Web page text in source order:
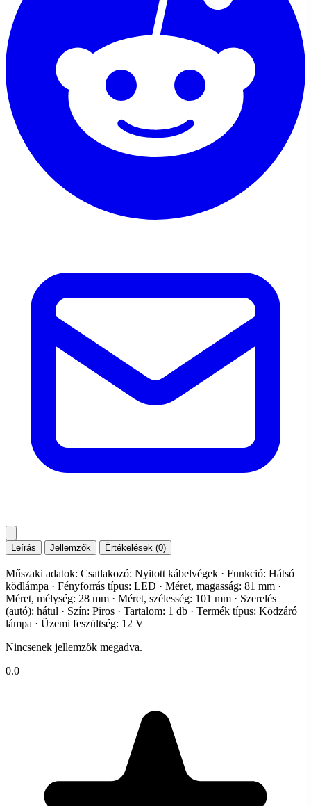
Leírás Jellemzők Értékelések (0)
Műszaki adatok: Csatlakozó: Nyitott kábelvégek · Funkció: Hátsó
ködlámpa · Fényforrás típus: LED · Méret, magasság: 81 mm ·
Méret, mélység: 28 mm · Méret, szélesség: 101 mm · Szerelés
(autó): hátul · Szín: Piros · Tartalom: 1 db · Termék típus: Ködzáró
lámpa · Üzemi feszültség: 12 V
Nincsenek jellemzők megadva.
0.0